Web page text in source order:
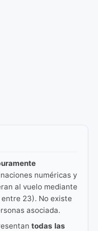
numéricas y
al vuelo mediante
23). No existe
asociada.
todas las